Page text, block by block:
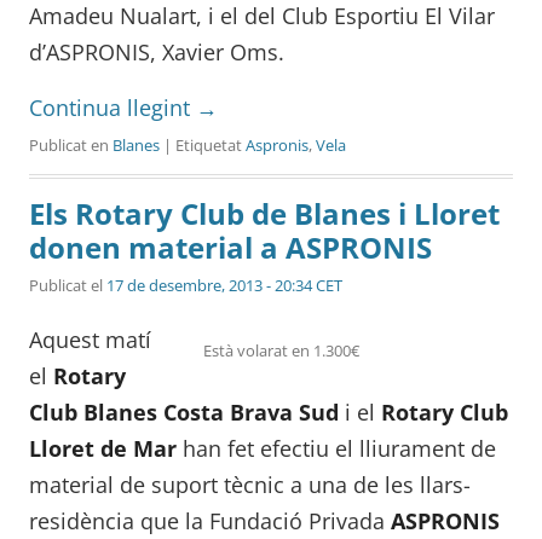
Amadeu Nualart, i el del Club Esportiu El Vilar
d’ASPRONIS, Xavier Oms.
Continua llegint →
Publicat en Blanes | EtiquetatAspronis,Vela
Els Rotary Club de Blanes i Lloret
donen material a ASPRONIS
Publicat el 17 de desembre, 2013 - 20:34 CET
Està volarat en 1.300€
Aquest matí
el Rotary
Club Blanes Costa Brava Sud i el Rotary Club
Lloret de Mar han fet efectiu el lliurament de
material de suport tècnic a una de les llars-
residència que la Fundació Privada ASPRONIS